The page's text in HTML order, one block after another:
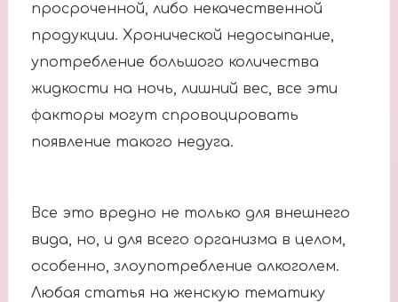
просроченной, либо некачественной
продукции. Хронической недосыпание,
употребление большого количества
жидкости на ночь, лишний вес, все эти
факторы могут спровоцировать
появление такого недуга.
Все это вредно не только для внешнего
вида, но, и для всего организма в целом,
особенно, злоупотребление алкоголем.
Любая статья на женскую тематику